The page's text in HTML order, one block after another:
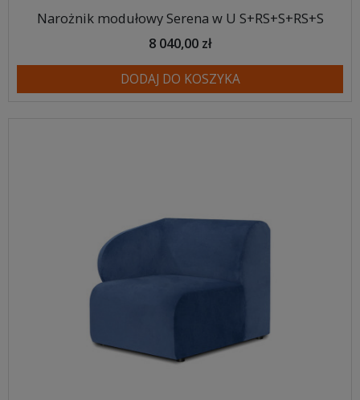
Narożnik modułowy Serena w U S+RS+S+RS+S
8 040,00 zł
DODAJ DO KOSZYKA